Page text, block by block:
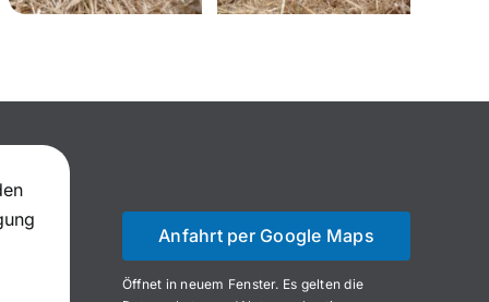
Anfahrt per Google Maps
Öffnet in neuem Fenster. Es gelten die